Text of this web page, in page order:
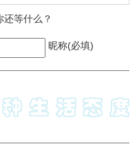
等什么？
昵称(必填)